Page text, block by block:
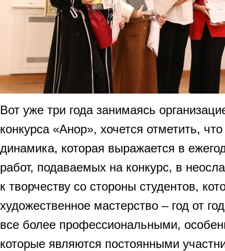
Вот уже три года занимаясь
конкурса «Анор», хочется отметить,
динамика, которая выражается в
работ, подаваемых на конкурс, в
к творчеству со стороны студентов,
художественное мастерство – год от
все более профессиональными,
которые являются постоянными